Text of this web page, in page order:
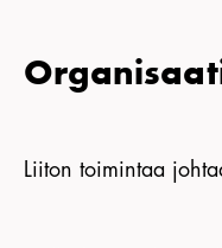
Liiton toimintaa